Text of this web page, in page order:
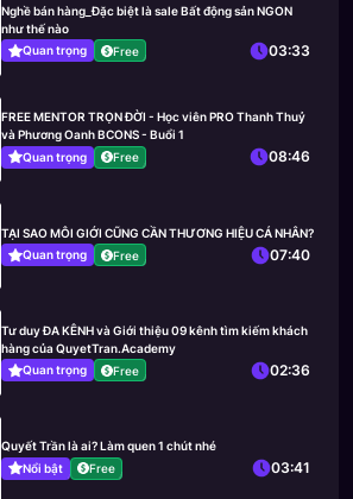
Nghề bán hàng_Đặc biệt là sale Bất động sản NGON
như thế nào
Quan trọng
Free 03:33
FREE MENTOR TRỌN ĐỜI - Học viên PRO Thanh Thuỷ
và Phương Oanh BCONS - Buổi 1
Quan trọng
Free 08:46
TẠI SAO MÔI GIỚI CŨNG CẦN THƯƠNG HIỆU CÁ NHÂN?
Quan trọng
Free 07:40
Tư duy ĐA KÊNH và Giới thiệu 09 kênh tìm kiếm khách
hàng của QuyetTran.Academy
Quan trọng
Free 02:36
Quyết Trần là ai? Làm quen 1 chút nhé
Nổi bật
Free 03:41